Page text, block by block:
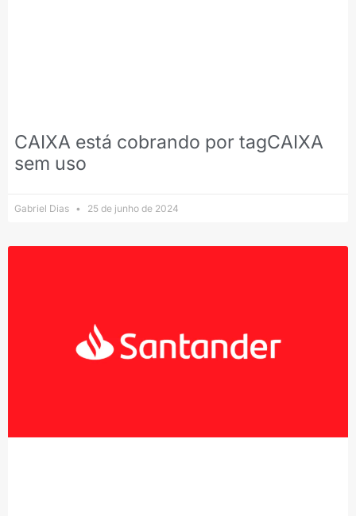
CAIXA está cobrando por tagCAIXA
sem uso
Gabriel Dias 25 de junho de 2024